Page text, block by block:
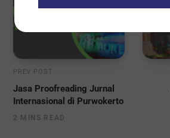
PREV POST
Jasa Proofreading Jurnal
Internasional di Purwokerto
2 MINS READ